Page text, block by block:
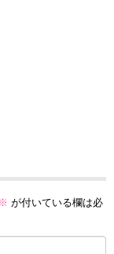
※ が付いている欄は必